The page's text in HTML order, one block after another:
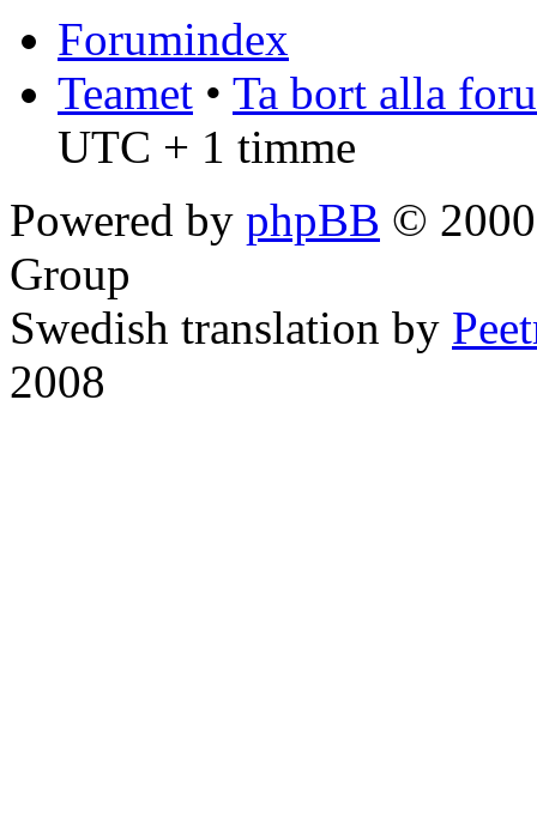
Forumindex
Teamet • Ta bort alla
UTC + 1 timme
Powered by phpBB ©
Group
Swedish translation by
2008